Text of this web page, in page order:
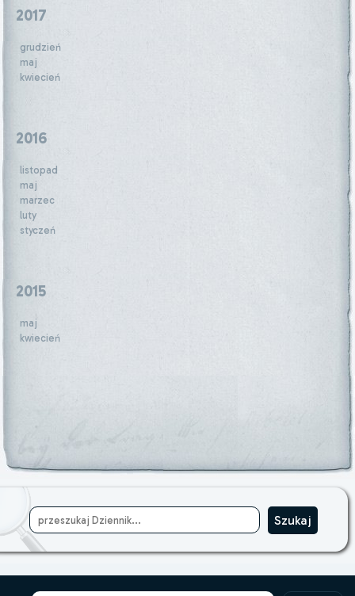
2017
grudzień
maj
kwiecień
2016
listopad
maj
marzec
luty
styczeń
2015
maj
kwiecień